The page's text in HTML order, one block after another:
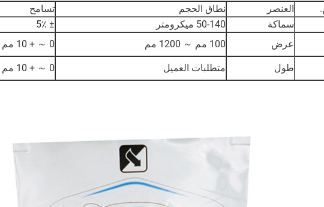
العنصر نطاق الحجم
تسامح
سماكة 50-140 ميكرومتر
± 5٪
عرض 100 مم ～ 1200 مم 0 ～ + 10 مم
طول متطلبات العميل 0 ～ + 10 مم